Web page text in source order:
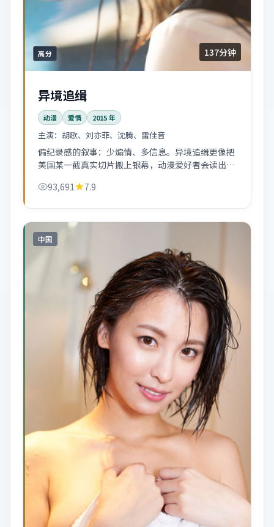
高分 137分钟
异境追缉
动漫 爱情 2015年
主演： 胡歌、刘亦菲、沈腾、雷佳音
偏纪录感的叙事：少煽情、多信息。异境追缉更像把
美国某一截真实切片搬上银幕，动漫爱好者会读出更
93,691 7.9
中国